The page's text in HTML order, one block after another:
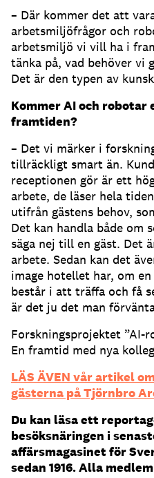
– Där kommer det att
arbetsmiljöfrågor och
arbetsmiljö vi vill ha i
tänka på, vad behöver vi
Det är den typen av
Kommer AI och robotar
framtiden?
– Det vi märker i
tillräckligt smart än.
receptionen gör är ett
arbete, de läser hela
utifrån gästens behov,
Det kan handla både om
säga nej till en gäst. Det
arbete. Sedan kan det
image hotellet har, om
består i att träffa och få
är det ju det man
Forskningsprojektet ”AI-
En framtid med nya
LÄS ÄVEN vår artikel
gästerna på Tjörnbro
Du kan läsa ett
besöksnäringen i
affärsmagasinet för
sedan 1916. Alla